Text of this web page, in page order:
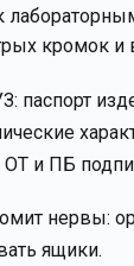
кромок
и ПБ
нервы:
ящики.